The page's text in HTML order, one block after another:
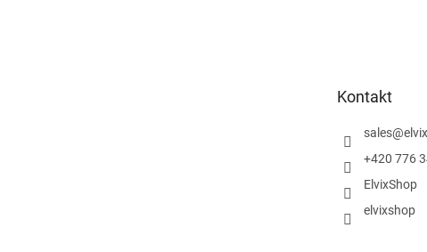
Kontakt
sales@
+420 776
ElvixShop
elvixshop